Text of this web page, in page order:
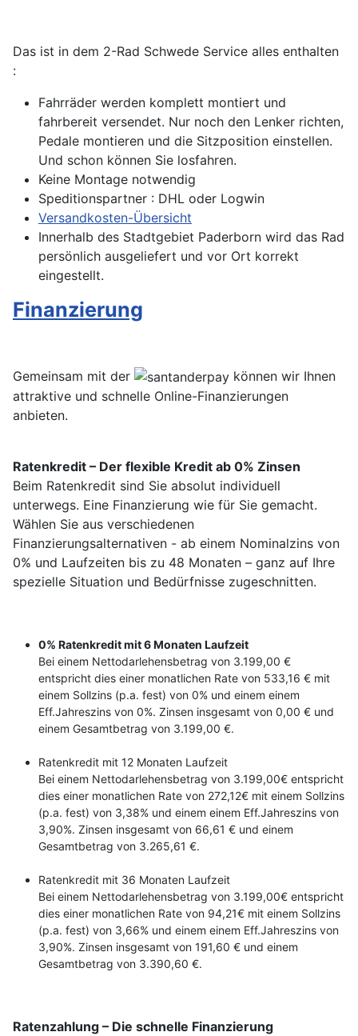
Das ist in dem 2-Rad Schwede Service alles enthalten
:
Fahrräder werden komplett montiert und
fahrbereit versendet. Nur noch den Lenker richten,
Pedale montieren und die Sitzposition einstellen.
Und schon können Sie losfahren.
Keine Montage notwendig
Speditionspartner : DHL oder Logwin
Versandkosten-Übersicht
Innerhalb des Stadtgebiet Paderborn wird das Rad
persönlich ausgeliefert und vor Ort korrekt
eingestellt.
Finanzierung
Gemeinsam mit der
können wir Ihnen
attraktive und schnelle Online-Finanzierungen
anbieten.
Ratenkredit – Der flexible Kredit ab 0% Zinsen
Beim Ratenkredit sind Sie absolut individuell
unterwegs. Eine Finanzierung wie für Sie gemacht.
Wählen Sie aus verschiedenen
Finanzierungsalternativen - ab einem Nominalzins von
0% und Laufzeiten bis zu 48 Monaten – ganz auf Ihre
spezielle Situation und Bedürfnisse zugeschnitten.
0% Ratenkredit mit 6 Monaten Laufzeit
Bei einem Nettodarlehensbetrag von 3.199,00 €
entspricht dies einer monatlichen Rate von 533,16 € mit
einem Sollzins (p.a. fest) von 0% und einem einem
Eff.Jahreszins von 0%. Zinsen insgesamt von 0,00 € und
einem Gesamtbetrag von 3.199,00 €.
Ratenkredit mit 12 Monaten Laufzeit
Bei einem Nettodarlehensbetrag von 3.199,00€ entspricht
dies einer monatlichen Rate von 272,12€ mit einem Sollzins
(p.a. fest) von 3,38% und einem einem Eff.Jahreszins von
3,90%. Zinsen insgesamt von 66,61 € und einem
Gesamtbetrag von 3.265,61 €.
Ratenkredit mit 36 Monaten Laufzeit
Bei einem Nettodarlehensbetrag von 3.199,00€ entspricht
dies einer monatlichen Rate von 94,21€ mit einem Sollzins
(p.a. fest) von 3,66% und einem einem Eff.Jahreszins von
3,90%. Zinsen insgesamt von 191,60 € und einem
Gesamtbetrag von 3.390,60 €.
Ratenzahlung – Die schnelle Finanzierung